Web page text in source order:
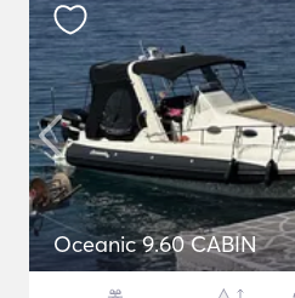
Oceanic 9.60 CABIN